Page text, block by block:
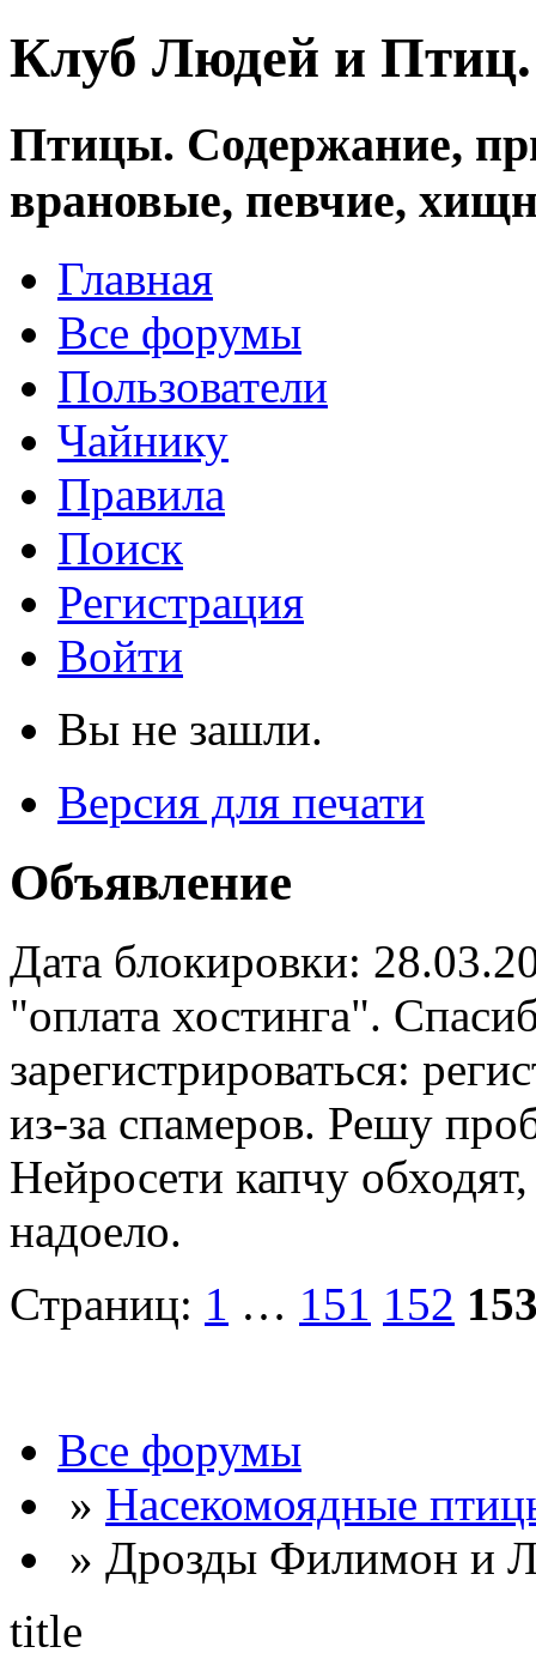
Клуб Людей и
Птицы. Содержание,
врановые, певчие,
Главная
Все форумы
Пользователи
Чайнику
Правила
Поиск
Регистрация
Войти
Вы не зашли.
Версия для печати
Объявление
Дата блокировки:
"оплата хостинга".
зарегистрироваться:
из-за спамеров. Решу
Нейросети капчу
надоело.
Страниц: 1 … 151 152
Все форумы
» Насекомоядные
» Дрозды Филимон и
title